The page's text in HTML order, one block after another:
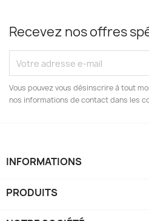
Recevez nos offres
Vous pouvez vous désinscrire à tout
nos informations de contact dans les
INFORMATIONS
PRODUITS